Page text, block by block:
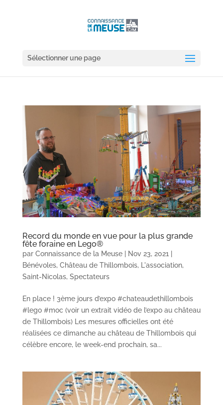
Sélectionner une page
Record du monde en vue pour la plus grande
fête foraine en Lego®
par Connaissance de la Meuse| Nov 23, 2021
Bénévoles, Château de Thillombois, L'association,
Saint-Nicolas, Spectateurs
En place ! 3ème jours d’expo #chateaudethillombois
#lego #moc (voir un extrait vidéo de l’expo au château
de Thillombois) Les mesures officielles ont été
réalisées ce dimanche au château de Thillombois qui
célèbre encore, le week-end prochain, sa...